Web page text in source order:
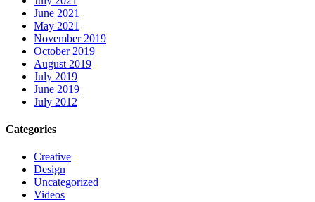
June 2021
May 2021
November 2019
October 2019
August 2019
July 2019
June 2019
July 2012
Categories
Creative
Design
Uncategorized
Videos